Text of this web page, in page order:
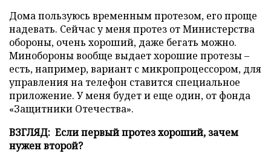
Дома пользуюсь временным протезом, его проще
надевать. Сейчас у меня протез от Министерства
обороны, очень хороший, даже бегать можно.
Минобороны вообще выдает хорошие протезы –
есть, например, вариант с микропроцессором, для
управления на телефон ставится специальное
приложение. У меня будет и еще один, от фонда
«Защитники Отечества».
ВЗГЛЯД: Если первый протез хороший, зачем
нужен второй?